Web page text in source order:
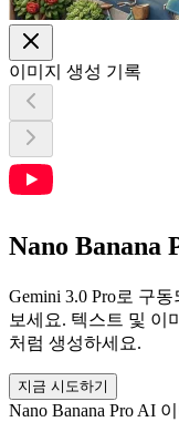
이미지 생성 기록
Nano Banana
Gemini 3.0 Pro로 구
보세요. 텍스트 및 이
처럼 생성하세요.
지금 시도하기
Nano Banana Pro AI